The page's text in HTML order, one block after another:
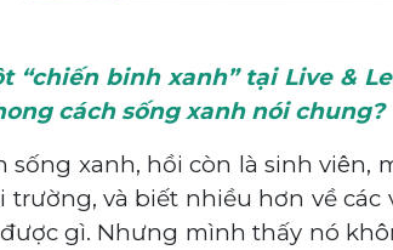
“chiến binh xanh” tại Live &
cách sống xanh nói chung?
sống xanh, hồi còn là sinh
và biết nhiều hơn về
gì. Nhưng mình thấy nó